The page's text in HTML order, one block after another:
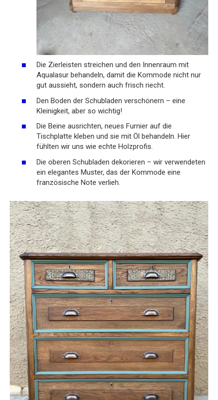
Die Zierleisten streichen und den Innenraum mit
Aqualasur behandeln, damit die Kommode nicht nur
gut aussieht, sondern auch frisch riecht.
Den Boden der Schubladen verschönern – eine
Kleinigkeit, aber so wichtig!
Die Beine ausrichten, neues Furnier auf die
Tischplatte kleben und sie mit Öl behandeln. Hier
fühlten wir uns wie echte Holzprofis.
Die oberen Schubladen dekorieren – wir verwendeten
ein elegantes Muster, das der Kommode eine
französische Note verlieh.